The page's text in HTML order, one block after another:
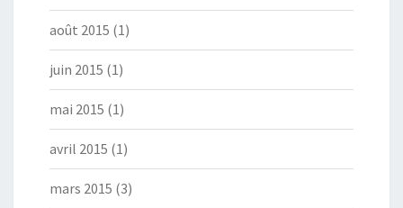
août 2015 (1)
juin 2015 (1)
mai 2015 (1)
avril 2015 (1)
mars 2015 (3)